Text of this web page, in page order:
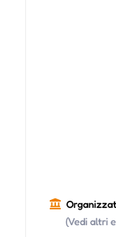
(Vedi altri